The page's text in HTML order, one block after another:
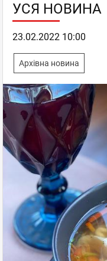
УСЯ НОВИНА
23.02.2022 10:00
Архівна новина